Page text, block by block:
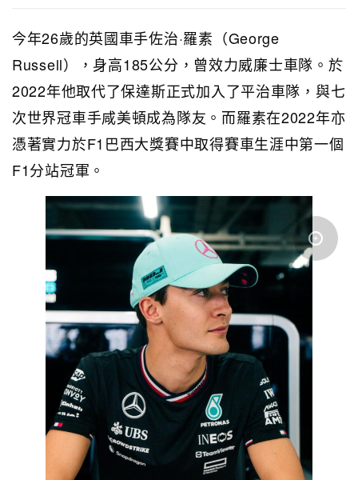
今年26歲的英國車手佐治·羅素（George
Russell），身高185公分，曾效力威廉士車隊。於
2022年他取代了保達斯正式加入了平治車隊，與七
次世界冠車手咸美頓成為隊友。而羅素在2022年亦
憑著實力於F1巴西大獎賽中取得賽車生涯中第一個
F1分站冠軍。